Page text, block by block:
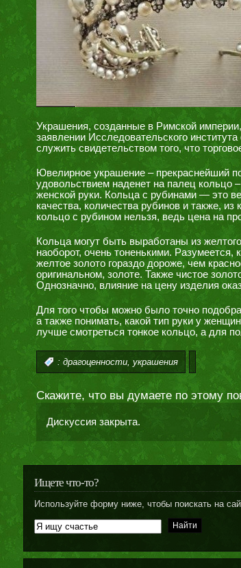
Украшения, созданные в Римской
заявлении Исследовательского
служить свидетельством того, что
Ювелирное украшение – прекраснейший
удовольствием наденет на палец кольцо
женской руки. Кольца с рубинами — это
качества, количества рубинов и также,
кольцо с рубином нельзя, ведь цена на
Кольца могут быть выработаны из
наоборот, очень тоненькими.
желтое золото гораздо дороже, чем
оригинальном, золоте. Также чистое
Однозначно, влияние на цену изделия
Для того чтобы можно было точно
а также понимать, какой тип руки у
лучше смотреться тонкое кольцо, а для
: драгоценности, украшения
Скажите, что вы думаете по этому
Дискуссия закрыта.
Ищете что-то?
Используйте форму ниже, чтобы поискать на